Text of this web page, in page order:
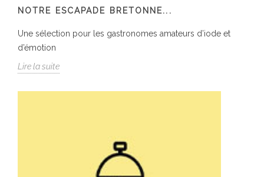
NOTRE ESCAPADE BRETONNE...
Une sélection pour les gastronomes amateurs d’iode et
d’émotion
Lire la suite